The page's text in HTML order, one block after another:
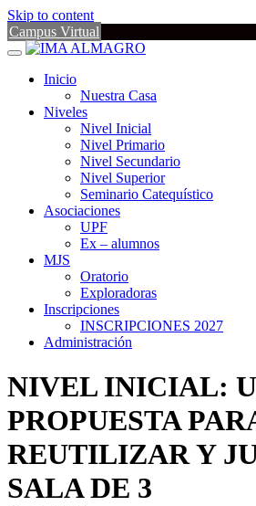
Skip to content
Campus Virtual
Inicio
Nuestra Casa
Niveles
Nivel Inicial
Nivel Primario
Nivel Secundario
Nivel Superior
Seminario Catequístico
Asociaciones
UPF
Ex – alumnos
MJS
Oratorio
Exploradoras
Inscripciones
INSCRIPCIONES 2027
Administración
NIVEL INICIAL:
PROPUESTA
REUTILIZAR Y
SALA DE 3